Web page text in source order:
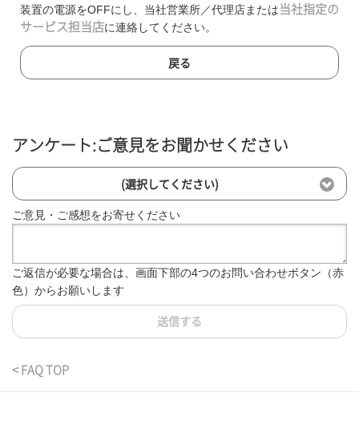
装置の電源をOFFにし、当社営業所／代理店または 当社指定の
サービス担当店に連絡してください。
戻る
アンケート:ご意見をお聞かせください
(選択してください)
ご意見・ご感想をお寄せください
ご返信が必要な場合は、画面下部の4つのお問い合わせボタン（赤
色）からお願いします
送信する
< FAQ TOP